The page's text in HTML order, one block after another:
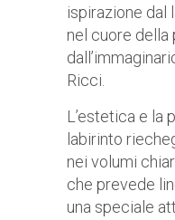
ispirazione dal
nel cuore della
Ricci.
L’estetica e la
labirinto
nei volumi
che prevede
una speciale